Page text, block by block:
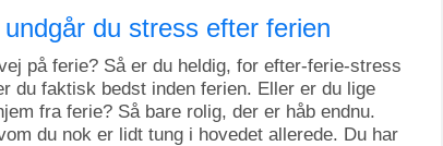
du stress efter ferien
på ferie? Så er du heldig, for efter-ferie-stress
du faktisk bedst inden ferien. Eller er du lige
fra ferie? Så bare rolig, der er håb endnu.
du nok er lidt tung i hovedet allerede. Du har